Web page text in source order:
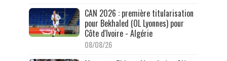
CAN 2026 : première titularisation
pour Bekhaled (OL Lyonnes) pour
Côte d'Ivoire - Algérie
08/08/26